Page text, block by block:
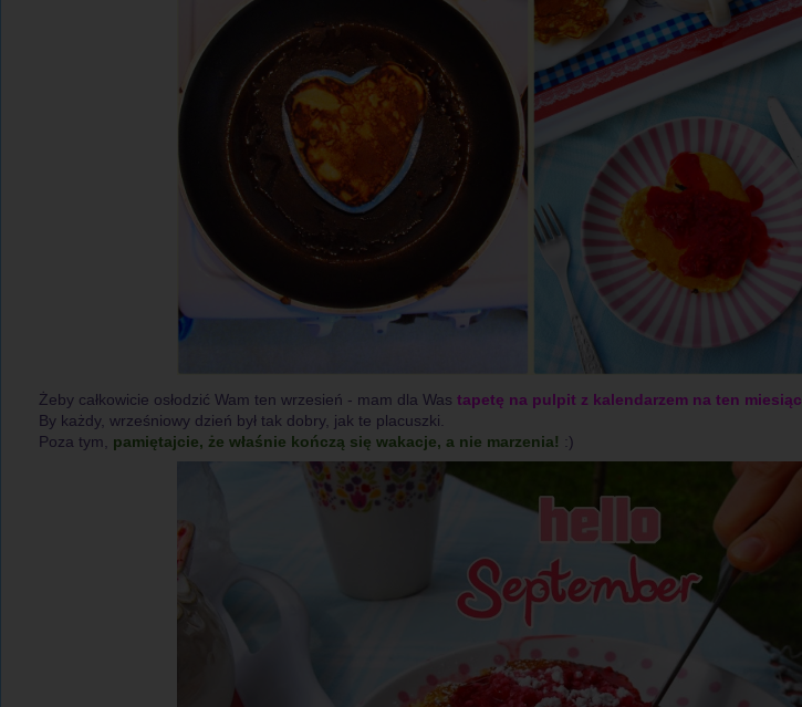
Żeby całkowicie osłodzić Wam ten wrzesień - mam dla Was tapetę na pulpit z kalendarzem na ten miesiąc
By każdy, wrześniowy dzień był tak dobry, jak te placuszki.
Poza tym, pamiętajcie, że właśnie kończą się wakacje, a nie marzenia! :)